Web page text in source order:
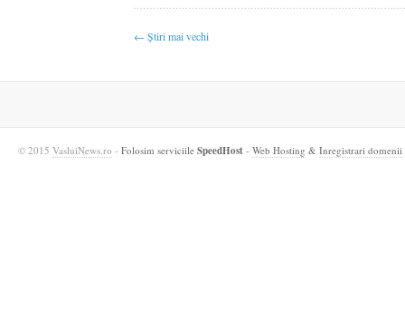
← Știri mai vechi
© 2015 VasluiNews.ro - Folosim serviciile SpeedHost - Web Hosting & Inregistrari domenii